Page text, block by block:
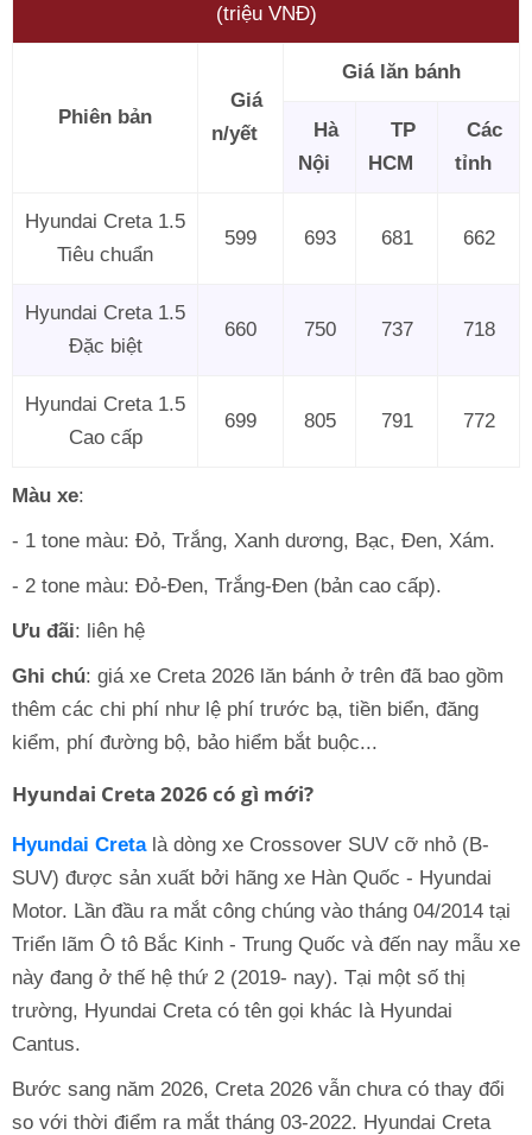
(triệu VNĐ)
Phiên bản
Giá
n/yết
Giá lăn bánh
Hà
Nội
TP
HCM
Các
tỉnh
Hyundai Creta 1.5
Tiêu chuẩn
599 693 681 662
Hyundai Creta 1.5
Đặc biệt
660 750 737 718
Hyundai Creta 1.5
Cao cấp
699 805 791 772
Màu xe:
- 1 tone màu: Đỏ, Trắng, Xanh dương, Bạc, Đen, Xám.
- 2 tone màu: Đỏ-Đen, Trắng-Đen (bản cao cấp).
Ưu đãi: liên hệ
Ghi chú: giá xe Creta 2026 lăn bánh ở trên đã bao gồm
thêm các chi phí như lệ phí trước bạ, tiền biển, đăng
kiểm, phí đường bộ, bảo hiểm bắt buộc...
Hyundai Creta 2026 có gì mới?
Hyundai Cretalà dòng xe Crossover SUV cỡ nhỏ (B-
SUV) được sản xuất bởi hãng xe Hàn Quốc - Hyundai
Motor. Lần đầu ra mắt công chúng vào tháng 04/2014 tại
Triển lãm Ô tô Bắc Kinh - Trung Quốc và đến nay mẫu xe
này đang ở thế hệ thứ 2 (2019- nay). Tại một số thị
trường, Hyundai Creta có tên gọi khác là Hyundai
Cantus.
Bước sang năm 2026, Creta 2026 vẫn chưa có thay đổi
so với thời điểm ra mắt tháng 03-2022. Hyundai Creta